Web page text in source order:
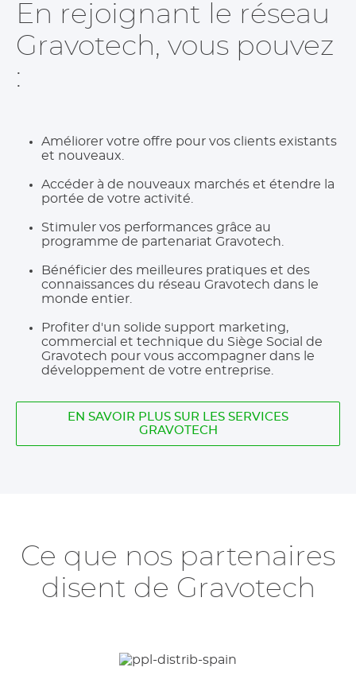
En rejoignant le réseau
Gravotech, vous pouvez
:
Améliorer votre offre pour vos clients existants
et nouveaux.
Accéder à de nouveaux marchés et étendre la
portée de votre activité.
Stimuler vos performances grâce au
programme de partenariat Gravotech.
Bénéficier des meilleures pratiques et des
connaissances du réseau Gravotech dans le
monde entier.
Profiter d'un solide support marketing,
commercial et technique du Siège Social de
Gravotech pour vous accompagner dans le
développement de votre entreprise.
EN SAVOIR PLUS SUR LES SERVICES
GRAVOTECH
Ce que nos partenaires
disent de Gravotech